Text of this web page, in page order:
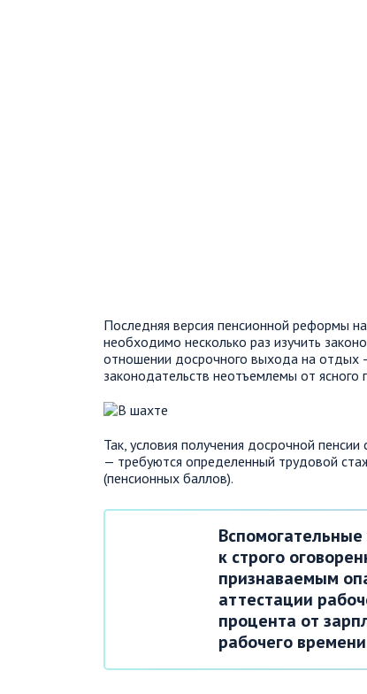
Последняя версия пенсионной реформы
необходимо несколько раз изучить
отношении досрочного выхода на отдых
законодательств неотъемлемы от
Так, условия получения досрочной
— требуются определенный трудовой
(пенсионных баллов).
к строго
признаваемым
аттестации
процента от
рабочего